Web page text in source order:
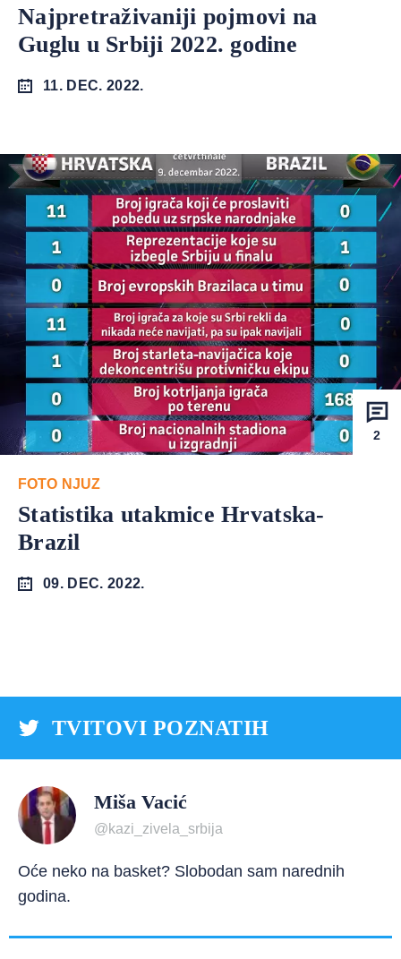
Najpretraživaniji pojmovi na
Guglu u Srbiji 2022. godine
11. DEC. 2022.
2
FOTO NJUZ
Statistika utakmice Hrvatska-
Brazil
09. DEC. 2022.
TVITOVI POZNATIH
Miša Vacić
@kazi_zivela_srbija
Oće neko na basket? Slobodan sam narednih
godina.